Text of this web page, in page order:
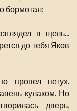
бормотал:
в щель...
до тебя Яков
пропел петух.
кулаком. Но
дверь,